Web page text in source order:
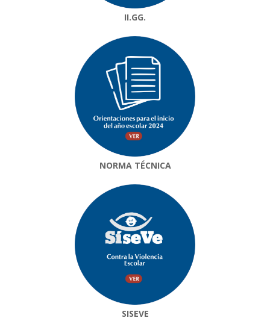
II.GG.
NORMA TÉCNICA
SISEVE